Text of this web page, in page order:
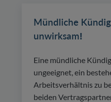
Mündliche
unwirksam!
Eine mündliche
ungeeignet, ein
Arbeitsverhältnis zu
beiden